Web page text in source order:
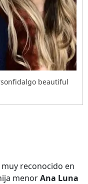
beautiful
muy reconocido en
menorAna Luna